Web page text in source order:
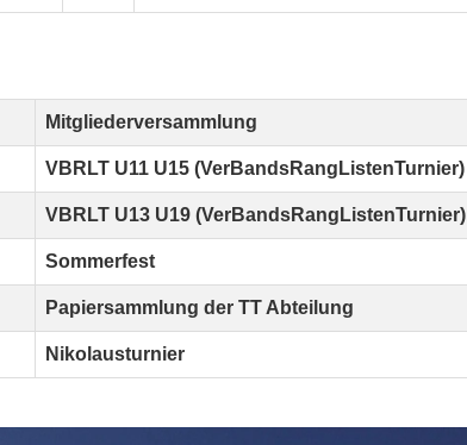
Mitgliederversammlung
VBRLT U11 U15 (VerBandsRangListenTurnier)
VBRLT U13 U19 (VerBandsRangListenTurnier)
Sommerfest
Papiersammlung der TT Abteilung
Nikolausturnier